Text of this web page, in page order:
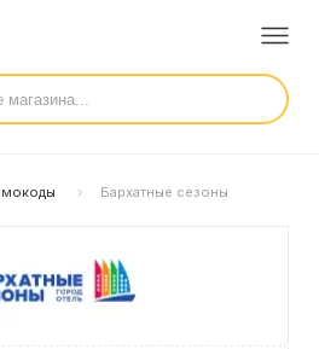
Бархатные сезоны